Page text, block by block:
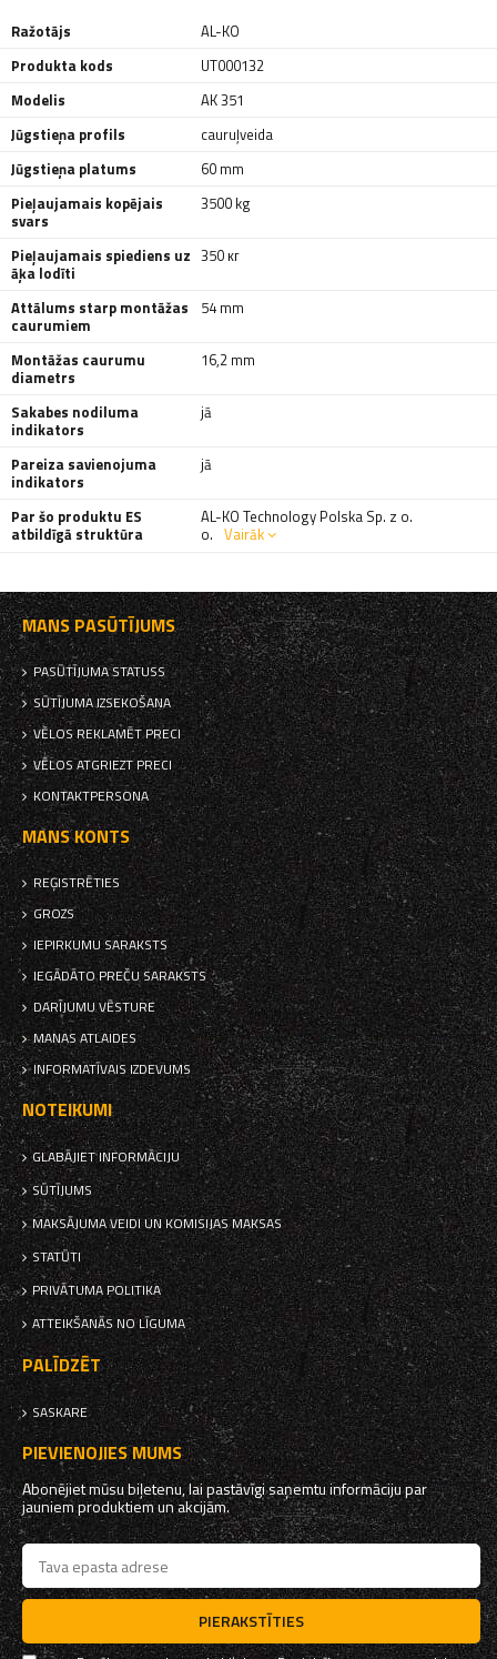
Ražotājs
AL-KO
Produkta kods
UT000132
Modelis
AK 351
Jūgstieņa profils
cauruļveida
Jūgstieņa platums
60 mm
Pieļaujamais kopējais
svars
3500 kg
Pieļaujamais spiediens uz
āķa lodīti
350 кг
Attālums starp montāžas
caurumiem
54 mm
Montāžas caurumu
diametrs
16,2 mm
Sakabes nodiluma
indikators
jā
Pareiza savienojuma
indikators
jā
Par šo produktu ES
atbildīgā struktūra
AL-KO Technology Polska Sp. z o.
o. Vairāk
MANS PASŪTĪJUMS
PASŪTĪJUMA STATUSS
SŪTĪJUMA IZSEKOŠANA
VĒLOS REKLAMĒT PRECI
VĒLOS ATGRIEZT PRECI
KONTAKTPERSONA
MANS KONTS
REĢISTRĒTIES
GROZS
IEPIRKUMU SARAKSTS
IEGĀDĀTO PREČU SARAKSTS
DARĪJUMU VĒSTURE
MANAS ATLAIDES
INFORMATĪVAIS IZDEVUMS
NOTEIKUMI
GLABĀJIET INFORMĀCIJU
SŪTĪJUMS
MAKSĀJUMA VEIDI UN KOMISIJAS MAKSAS
STATŪTI
PRIVĀTUMA POLITIKA
ATTEIKŠANĀS NO LĪGUMA
PALĪDZĒT
SASKARE
PIEVIENOJIES MUMS
Abonējiet mūsu biļetenu, lai pastāvīgi saņemtu informāciju par
jauniem produktiem un akcijām.
PIERAKSTĪTIES